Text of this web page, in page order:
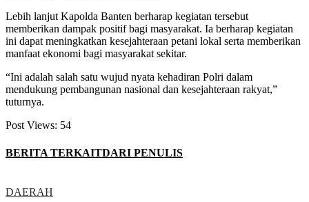
Lebih lanjut Kapolda Banten berharap kegiatan tersebut
memberikan dampak positif bagi masyarakat. Ia berharap kegiatan
ini dapat meningkatkan kesejahteraan petani lokal serta memberikan
manfaat ekonomi bagi masyarakat sekitar.
“Ini adalah salah satu wujud nyata kehadiran Polri dalam
mendukung pembangunan nasional dan kesejahteraan rakyat,”
tuturnya.
Post Views: 54
BERITA TERKAITDARI PENULIS
DAERAH